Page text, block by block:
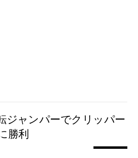
ジャンパーでクリッパー
勝利